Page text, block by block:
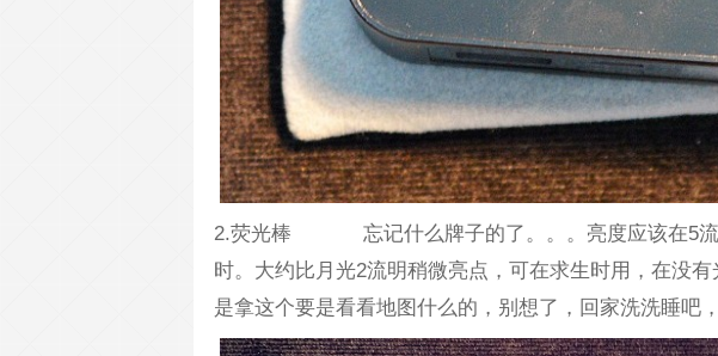
2.荧光棒 忘记什么牌子的了。。。亮度应该在5流
时。大约比月光2流明稍微亮点，可在求生时用，在没
是拿这个要是看看地图什么的，别想了，回家洗洗睡吧